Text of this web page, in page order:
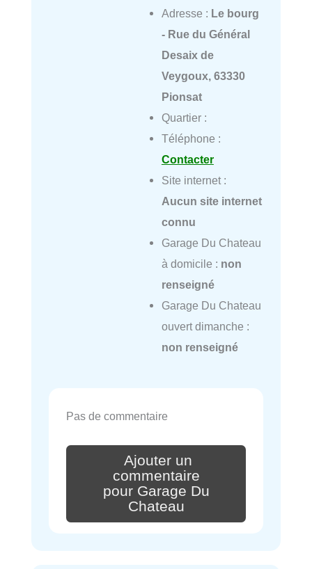
Adresse : Le bourg
- Rue du Général
Desaix de
Veygoux, 63330
Pionsat
Quartier :
Téléphone :
Contacter
Site internet :
Aucun site internet
connu
Garage Du Chateau
à domicile : non
renseigné
Garage Du Chateau
ouvert dimanche :
non renseigné
Pas de commentaire
Ajouter un
commentaire
pour Garage Du
Chateau